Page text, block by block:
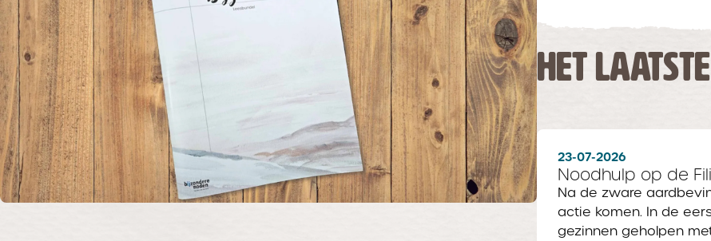
HET
23-07-2026
Noodhulp op de
Na de zware
actie komen. In de
gezinnen geholpen